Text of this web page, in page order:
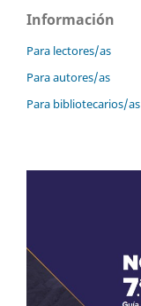
Información
Para lectores/as
Para autores/as
Para bibliotecarios/as